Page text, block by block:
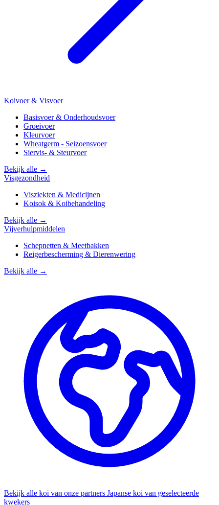
Koivoer & Visvoer
Basisvoer & Onderhoudsvoer
Groeivoer
Kleurvoer
Wheatgerm - Seizoensvoer
Siervis- & Steurvoer
Bekijk alle →
Visgezondheid
Visziekten & Medicijnen
Koisok & Koibehandeling
Bekijk alle →
Vijverhulpmiddelen
Schepnetten & Meetbakken
Reigerbescherming & Dierenwering
Bekijk alle →
Bekijk alle koi van onze partners Japanse koi van geselecteerde
kwekers